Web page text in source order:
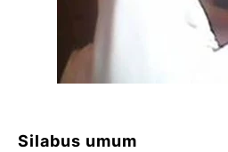
Silabus umum